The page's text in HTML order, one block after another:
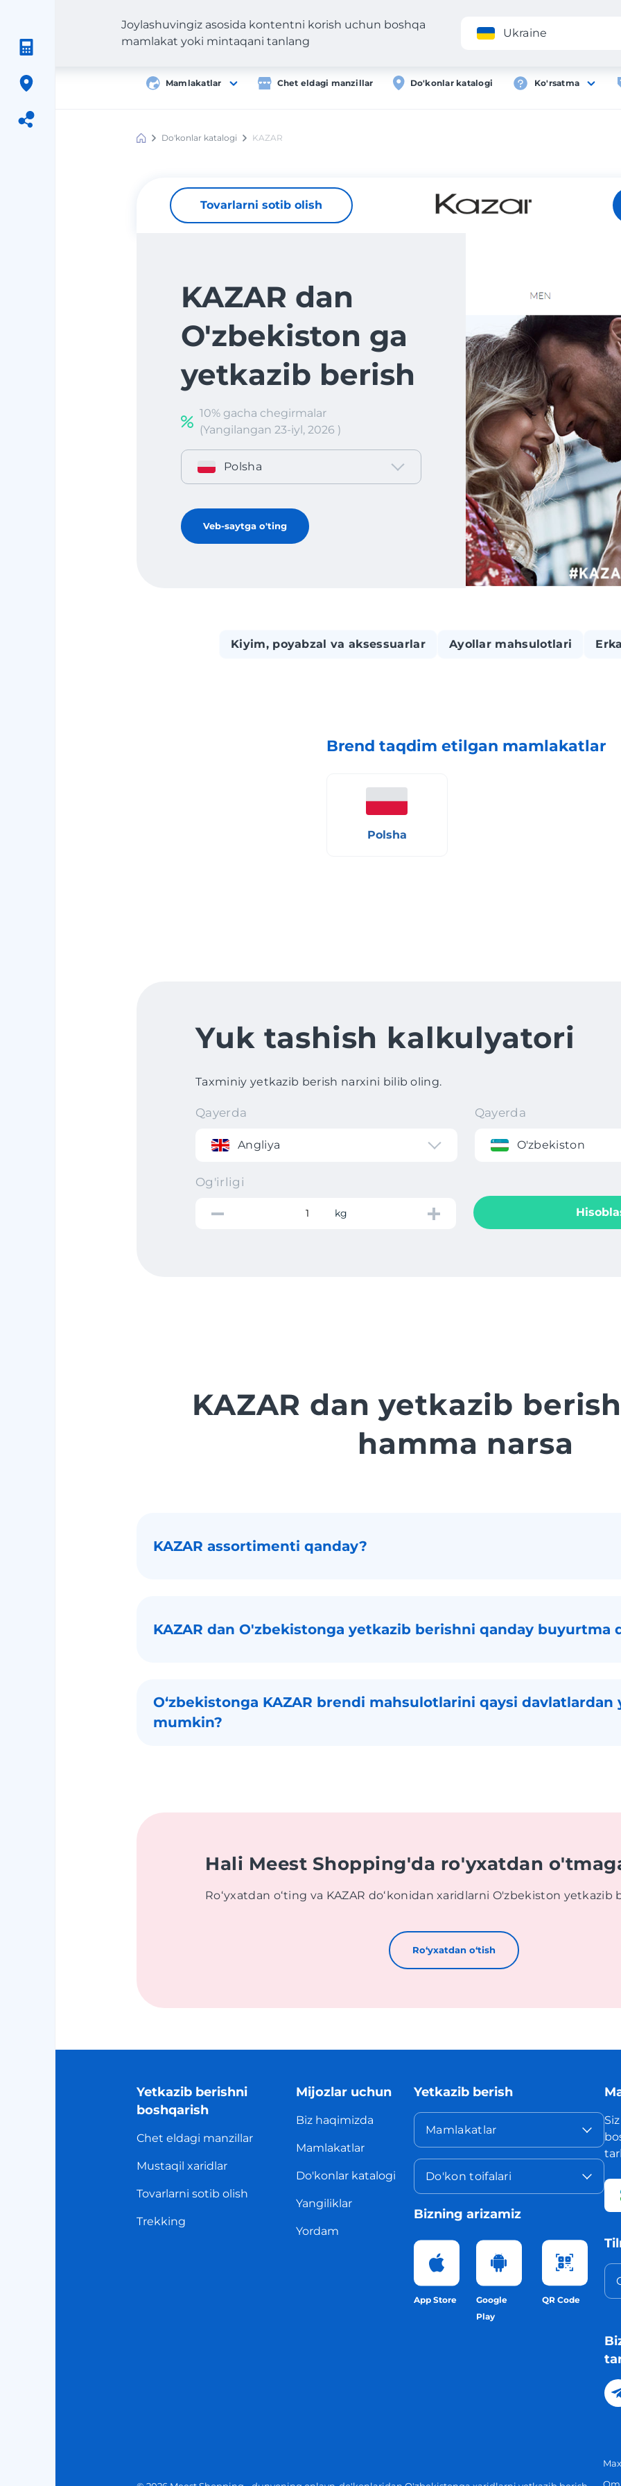
Ilova
Mamlakatlar Chet eldagi manzillar Do'konlar katalogi Ko'rsatma
Joylashuvingiz asosida kontentni korish uchun boshqa
mamlakat yoki mintaqani tanlang
Ukraine
Meest
Do'konlar katalogi KAZAR
Tovarlarni sotib olish
KAZAR dan
O'zbekiston ga
yetkazib berish
10% gacha chegirmalar
(Yangilangan 23-iyl, 2026 )
Polsha
Veb-saytga o'ting
Kiyim, poyabzal va aksessuarlar Ayollar mahsulotlari
Brend taqdim etilgan mamlakatlar
Polsha
Yuk tashish kalkulyatori
Taxminiy yetkazib berish narxini bilib oling.
Qayerda
Angliya
Qayerda
O'zbekiston
Og'irligi
kg
KAZAR dan yetkazib
hamma narsa
KAZAR assortimenti qanday?
KAZAR dan O'zbekistonga yetkazib berishni qanday buyurtma
Oʻzbekistonga KAZAR brendi mahsulotlarini qaysi
mumkin?
Hali Meest Shopping'da ro'yxatdan
Roʻyxatdan oʻting va KAZAR doʻkonidan xaridlarni O'zbekiston yetkazib
Roʻyxatdan oʻtish
Yetkazib berishni
boshqarish
Chet eldagi manzillar
Mustaqil xaridlar
Tovarlarni sotib olish
Trekking
Mijozlar uchun
Biz haqimizda
Mamlakatlar
Do'konlar katalogi
Yangiliklar
Yordam
Yetkazib berish
Mamlakatlar
Do'kon toifalari
Bizning arizamiz
App Store
Google
Play
QR Code